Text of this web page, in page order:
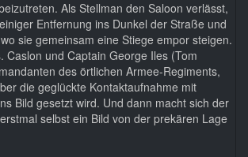
Als Stellman den Saloon verlässt,
Entfernung ins Dunkel der Straße und
sie gemeinsam eine Stiege empor steigen.
Caslon und Captain George Iles (Tom
des örtlichen Armee-Regiments,
die geglückte Kontaktaufnahme mit
Bild gesetzt wird. Und dann macht sich der
selbst ein Bild von der prekären Lage